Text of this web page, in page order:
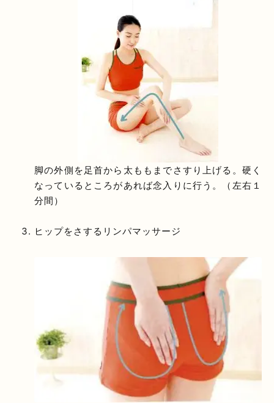
脚の外側を足首から太ももまでさすり上げる。硬く
なっているところがあれば念入りに行う。（左右１
分間）
ヒップをさするリンパマッサージ